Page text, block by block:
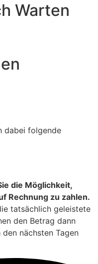
Warten
dabei folgende
die Möglichkeit,
Rechnung zu zahlen.
tatsächlich geleistete
den Betrag dann
nächsten Tagen